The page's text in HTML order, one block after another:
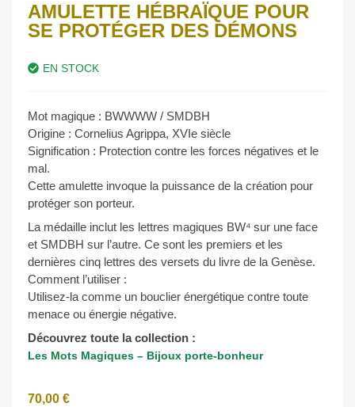
AMULETTE HÉBRAÏQUE POUR
SE PROTÉGER DES DÉMONS
EN STOCK
Mot magique : BWWWW / SMDBH
Origine : Cornelius Agrippa, XVIe siècle
Signification : Protection contre les forces négatives et le
mal.
Cette amulette invoque la puissance de la création pour
protéger son porteur.
La médaille inclut les lettres magiques BW⁴ sur une face
et SMDBH sur l’autre. Ce sont les premiers et les
dernières cinq lettres des versets du livre de la Genèse.
Comment l’utiliser :
Utilisez-la comme un bouclier énergétique contre toute
menace ou énergie négative.
Découvrez toute la collection :
Les Mots Magiques – Bijoux porte-bonheur
70,00 €